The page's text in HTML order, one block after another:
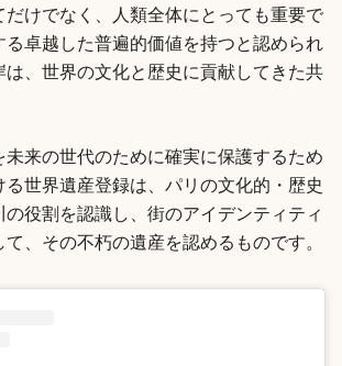
けでなく、人類全体にとっても重要で
卓越した普遍的価値を持つと認められ
、世界の文化と歴史に貢献してきた共
来の世代のために確実に保護するため
世界遺産登録は、パリの文化的・歴史
役割を認識し、街のアイデンティティ
、その不朽の遺産を認めるものです。